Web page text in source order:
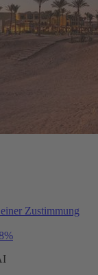
Zustimmung